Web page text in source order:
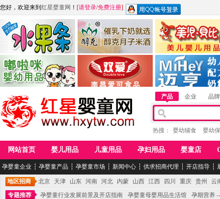
您好，欢迎来到 红星婴童网 ！ [请登录/免费注册]
江西麦嘟嘟食品有限公司
青岛嘟啦咪婴幼儿用品公司
江西醇之客月子米酒 惠州市美儿婴儿用品
湖南迈亨母婴用品有限
产品 企业 品牌
热搜： 婴幼辅食 婴幼
网站首页 婴儿用品 儿童用品 孕妇用品 婴童店
孕婴童企业 ┆ 孕婴童产品 ┆ 孕婴童市场 ┆ 新闻中心 ┆ 供求招商代理 ┆ 开店指导 ┆
地区招商 北京 天津 山东 河南 河北 内蒙 山西 江西 四川 重庆 贵州
云
专题推荐
孕婴童行业发展前景及开店指南 孕婴童母婴用品生活馆 孕期营养